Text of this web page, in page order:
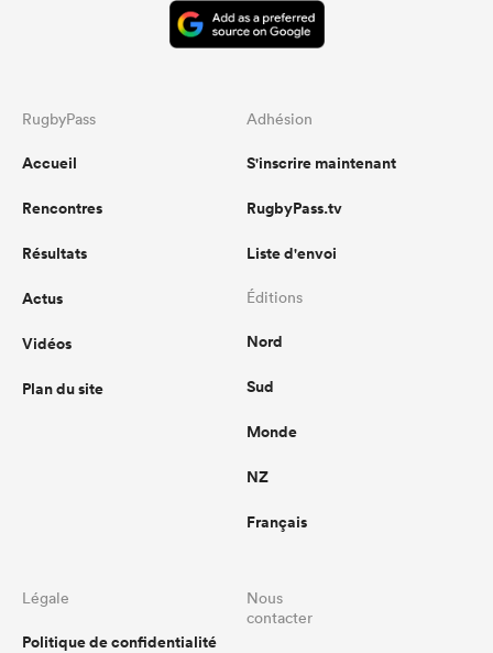
RugbyPass
Accueil
Rencontres
Résultats
Actus
Vidéos
Plan du site
Adhésion
S'inscrire maintenant
RugbyPass.tv
Liste d'envoi
Éditions
Nord
Sud
Monde
NZ
Français
Légale
Politique de confidentialité
Nous
contacter